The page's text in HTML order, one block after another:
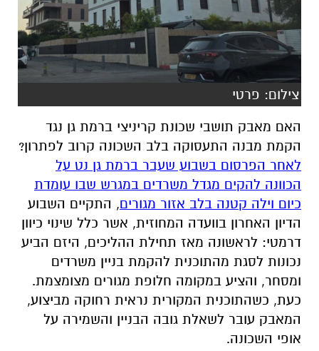
צילום: פרטי
האם מאבק תושבי שכונת קריניצי ברמת גן נגד
הקמת מבנה התעסוקה בלב השכונה קרוב לפתרון?
לאחר הפרסום בשבוע שעבר ברמת גן נט על
הכוונה להקים מגדל משרדים במגרש שבו עומדת
כיום וילה קטנה בלב אזור מגורים, התקיים השבוע
הדיון האחרון בוועדה המחוזית, אשר כלל שינוי כיוון
דרמטי: לראשונה מאז תחילת ההליכים, היזם הביע
נכונות לסגת מהתוכנית להקמת בניין משרדים
ומסחר, והציע במקומה חלופת מגורים מצומצמת.
כעת, כשהתוכנית המקורית נראית רחוקה מביצוע,
המאבק עובר לשאלת גובה הבניין והשמירה על
אופי השכונה.